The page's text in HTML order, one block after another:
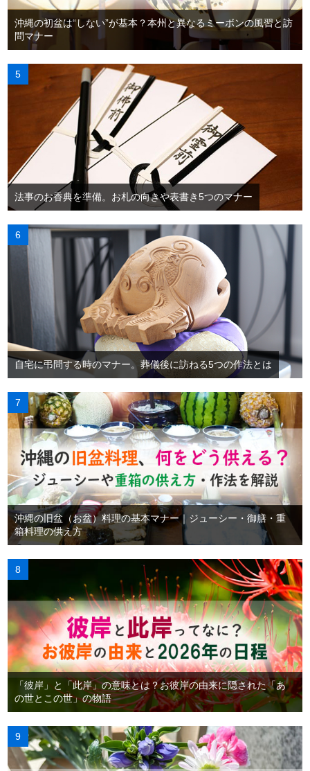
沖縄の初盆は“しない”が基本？本州と異なるミーボンの風習と訪
問マナー
法事のお香典を準備。お札の向きや表書き5つのマナー
自宅に弔問する時のマナー。葬儀後に訪ねる5つの作法とは
沖縄の旧盆（お盆）料理の基本マナー｜ジューシー・御膳・重
箱料理の供え方
「彼岸」と「此岸」の意味とは？お彼岸の由来に隠された「あ
の世とこの世」の物語